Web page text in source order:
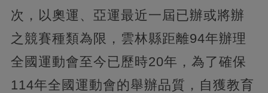
次，以奧運、亞運最近一屆已辦或將辦
之競賽種類為限，雲林縣距離94年辦理
全國運動會至今已歷時20年，為了確保
114年全國運動會的舉辦品質，自獲教育